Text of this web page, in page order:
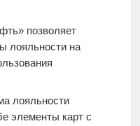
позволяет
лояльности на
лояльности
элементы карт с